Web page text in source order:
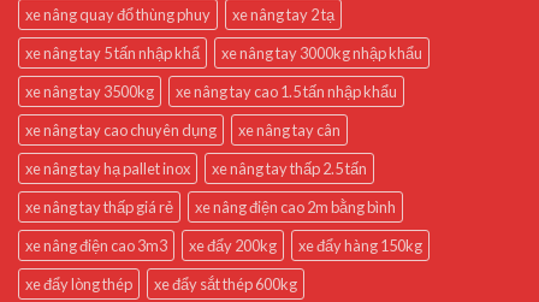
xe nâng quay đổ thùng phuy
xe nâng tay 2 tạ
xe nâng tay 5 tấn nhập khẩ
xe nâng tay 3000kg nhập khẩu
xe nâng tay 3500kg
xe nâng tay cao 1.5 tấn nhập khẩu
xe nâng tay cao chuyên dụng
xe nâng tay cân
xe nâng tay hạ pallet inox
xe nâng tay thấp 2.5 tấn
xe nâng tay thấp giá rẻ
xe nâng điện cao 2m bằng bình
xe nâng điện cao 3m3
xe đẩy 200kg
xe đẩy hàng 150kg
xe đẩy lòng thép
xe đẩy sắt thép 600kg